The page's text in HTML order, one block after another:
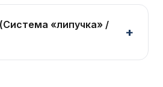
«липучка» /